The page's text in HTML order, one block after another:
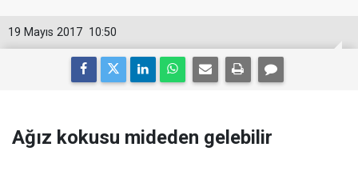
10:50
19 Mayıs 2017
Ağız kokusu mideden gelebilir